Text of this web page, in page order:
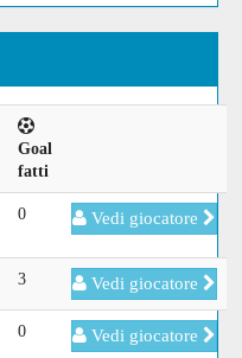
Goal
fatti
0 Vedi giocatore
3 Vedi giocatore
0 Vedi giocatore